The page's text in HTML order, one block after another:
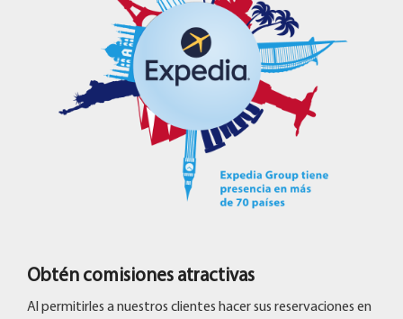
Obtén comisiones atractivas
Al permitirles a nuestros clientes hacer sus reservaciones en